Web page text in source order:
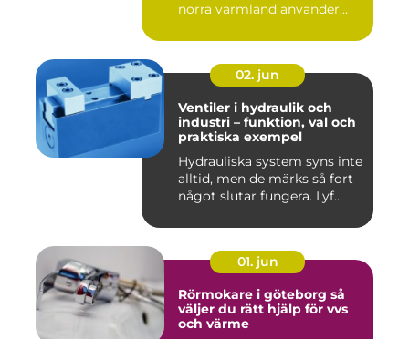
norra värmland använder
02. jun
Ventiler i hydraulik och
industri – funktion, val och
praktiska exempel
Hydrauliska system syns inte
alltid, men de märks så fort
något slutar fungera. Lyf...
01. jun
Rörmokare i göteborg så
väljer du rätt hjälp för vvs
och värme